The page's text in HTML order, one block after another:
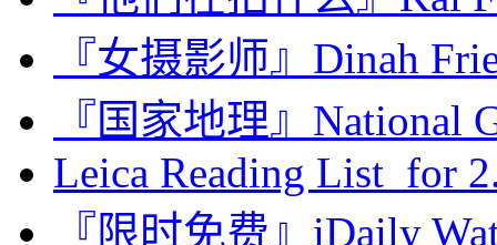
『女摄影师』Dinah
『国家地理』National
Leica Reading List for
『限时免费』iDaily